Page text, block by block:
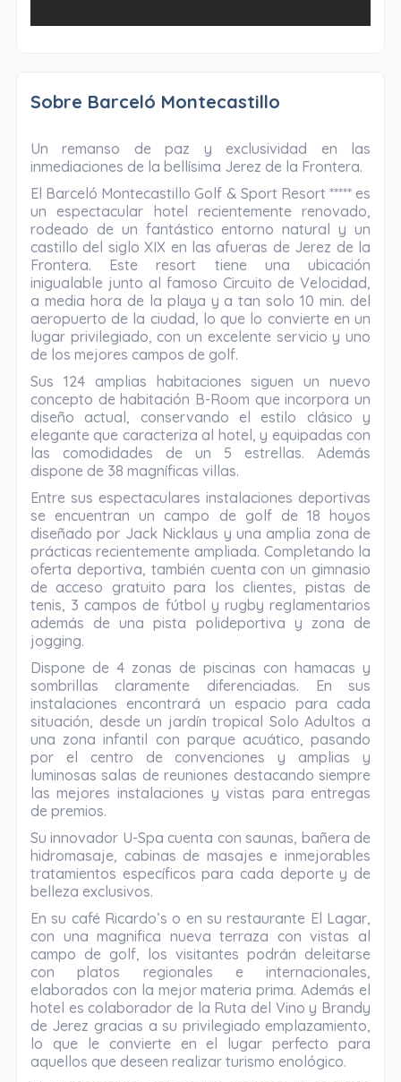
Sobre Barceló Montecastillo
Un remanso de paz y exclusividad en las
inmediaciones de la bellísima Jerez de la Frontera.
El Barceló Montecastillo Golf & Sport Resort ***** es
un espectacular hotel recientemente renovado,
rodeado de un fantástico entorno natural y un
castillo del siglo XIX en las afueras de Jerez de la
Frontera. Este resort tiene una ubicación
inigualable junto al famoso Circuito de Velocidad,
a media hora de la playa y a tan solo 10 min. del
aeropuerto de la ciudad, lo que lo convierte en un
lugar privilegiado, con un excelente servicio y uno
de los mejores campos de golf.
Sus 124 amplias habitaciones siguen un nuevo
concepto de habitación B-Room que incorpora un
diseño actual, conservando el estilo clásico y
elegante que caracteriza al hotel, y equipadas con
las comodidades de un 5 estrellas. Además
dispone de 38 magníficas villas.
Entre sus espectaculares instalaciones deportivas
se encuentran un campo de golf de 18 hoyos
diseñado por Jack Nicklaus y una amplia zona de
prácticas recientemente ampliada. Completando la
oferta deportiva, también cuenta con un gimnasio
de acceso gratuito para los clientes, pistas de
tenis, 3 campos de fútbol y rugby reglamentarios
además de una pista polideportiva y zona de
jogging.
Dispone de 4 zonas de piscinas con hamacas y
sombrillas claramente diferenciadas. En sus
instalaciones encontrará un espacio para cada
situación, desde un jardín tropical Solo Adultos a
una zona infantil con parque acuático, pasando
por el centro de convenciones y amplias y
luminosas salas de reuniones destacando siempre
las mejores instalaciones y vistas para entregas
de premios.
Su innovador U-Spa cuenta con saunas, bañera de
hidromasaje, cabinas de masajes e inmejorables
tratamientos específicos para cada deporte y de
belleza exclusivos.
En su café Ricardo’s o en su restaurante El Lagar,
con una magnifica nueva terraza con vistas al
campo de golf, los visitantes podrán deleitarse
con platos regionales e internacionales,
elaborados con la mejor materia prima. Además el
hotel es colaborador de la Ruta del Vino y Brandy
de Jerez gracias a su privilegiado emplazamiento,
lo que le convierte en el lugar perfecto para
aquellos que deseen realizar turismo enológico.